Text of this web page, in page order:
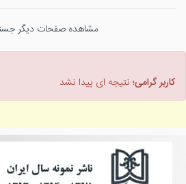
مشاهده صفحات دیگر
کاربر گرامی؛ نتیجه ای پیدا نشد